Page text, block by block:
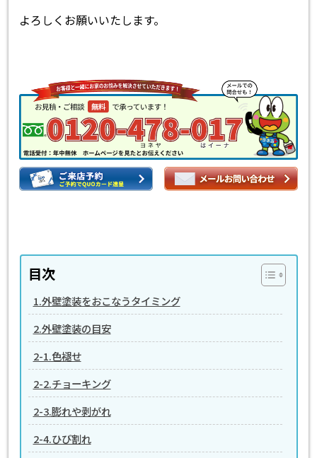
よろしくお願いいたします。
目次
1.外壁塗装をおこなうタイミング
2.外壁塗装の目安
2-1.色褪せ
2-2.チョーキング
2-3.膨れや剥がれ
2-4.ひび割れ